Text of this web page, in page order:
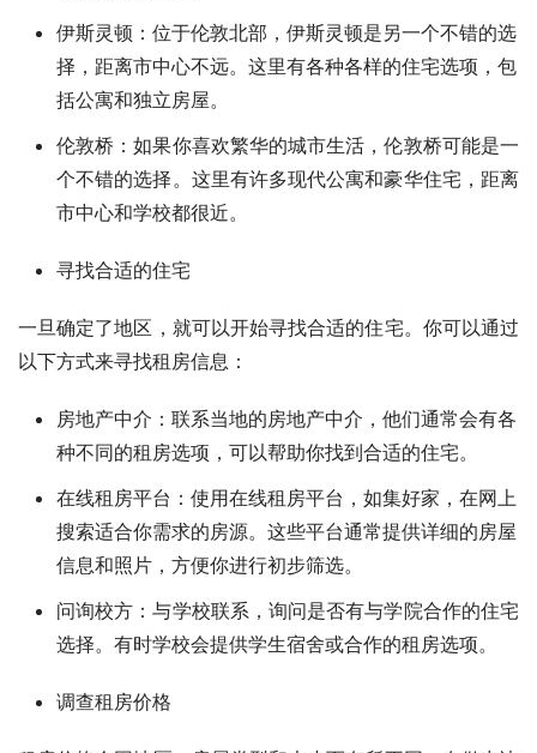
伊斯灵顿：位于伦敦北部，伊斯灵顿是另一个不错的选
择，距离市中心不远。这里有各种各样的住宅选项，包
括公寓和独立房屋。
伦敦桥：如果你喜欢繁华的城市生活，伦敦桥可能是一
个不错的选择。这里有许多现代公寓和豪华住宅，距离
市中心和学校都很近。
寻找合适的住宅
一旦确定了地区，就可以开始寻找合适的住宅。你可以通过
以下方式来寻找租房信息：
房地产中介：联系当地的房地产中介，他们通常会有各
种不同的租房选项，可以帮助你找到合适的住宅。
在线租房平台：使用在线租房平台，如集好家，在网上
搜索适合你需求的房源。这些平台通常提供详细的房屋
信息和照片，方便你进行初步筛选。
问询校方：与学校联系，询问是否有与学院合作的住宅
选择。有时学校会提供学生宿舍或合作的租房选项。
调查租房价格